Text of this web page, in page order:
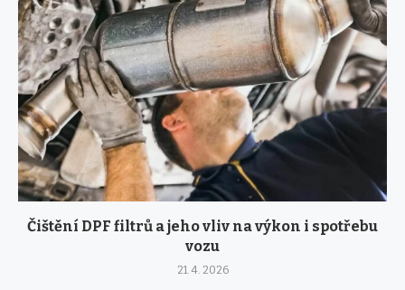
Čištění DPF filtrů a jeho vliv na výkon i spotřebu
vozu
21. 4. 2026